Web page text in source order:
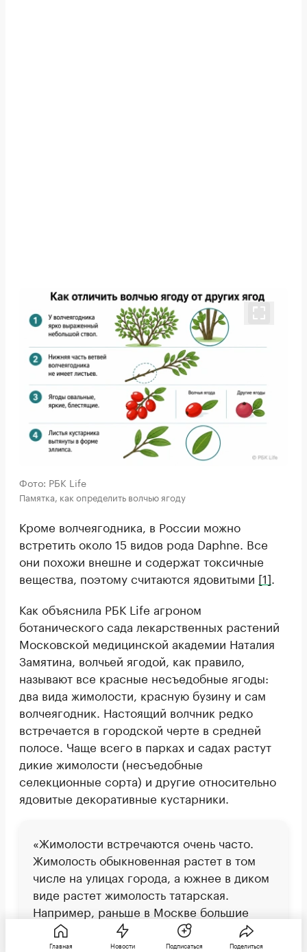
Фото: РБК Life
Памятка, как определить волчью ягоду
Кроме волчеягодника, в России можно
встретить около 15 видов рода Daphne. Все
они похожи внешне и содержат токсичные
вещества, поэтому считаются ядовитыми [1].
Как объяснила РБК Life агроном
ботанического сада лекарственных растений
Московской медицинской академии Наталия
Замятина, волчьей ягодой, как правило,
называют все красные несъедобные ягоды:
два вида жимолости, красную бузину и сам
волчеягодник. Настоящий волчник редко
встречается в городской черте в средней
полосе. Чаще всего в парках и садах растут
дикие жимолости (несъедобные
селекционные сорта) и другие относительно
ядовитые декоративные кустарники.
«Жимолости встречаются очень часто.
Жимолость обыкновенная растет в том
числе на улицах города, а южнее в диком
виде растет жимолость татарская.
Например, раньше в Москве большие
посадки жимолости были по
Нахимовскому проспекту. Возле Русской
Главная Новости Подписаться Поделиться